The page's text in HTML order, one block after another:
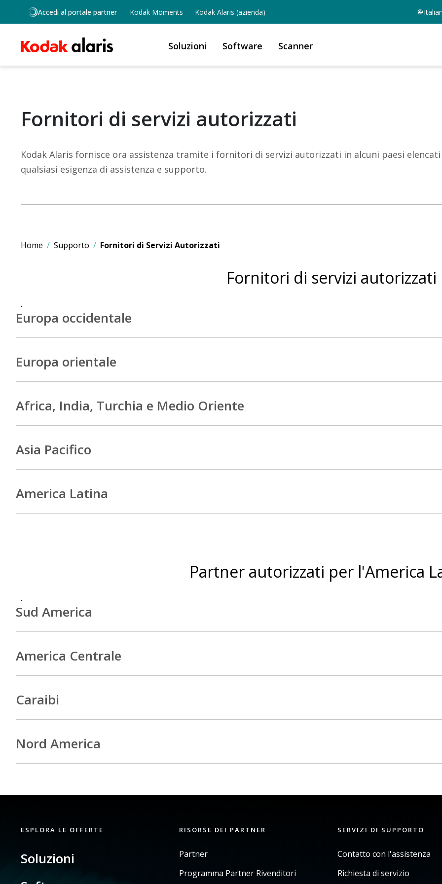
Salta al contenuto principale
Accedi al portale partner Kodak Moments Kodak Alaris (azienda)
Soluzioni Software Scanner
Fornitori di servizi autorizzati
Kodak Alaris fornisce ora assistenza tramite i fornitori di servizi autorizzati in alcuni paesi
qualsiasi esigenza di assistenza e supporto.
Home Supporto Fornitori di Servizi Autorizzati
Fornitori di servizi autorizzati
.
Europa occidentale
Europa orientale
Africa, India, Turchia e Medio Oriente
Asia Pacifico
America Latina
Partner autorizzati per l'America
.
Sud America
America Centrale
Caraibi
Nord America
ESPLORA LE OFFERTE
Soluzioni
RISORSE DEI PARTNER
Partner
Programma Partner Rivenditori
SERVIZI DI SUPPORTO
Contatto con l'assistenza
Richiesta di servizio